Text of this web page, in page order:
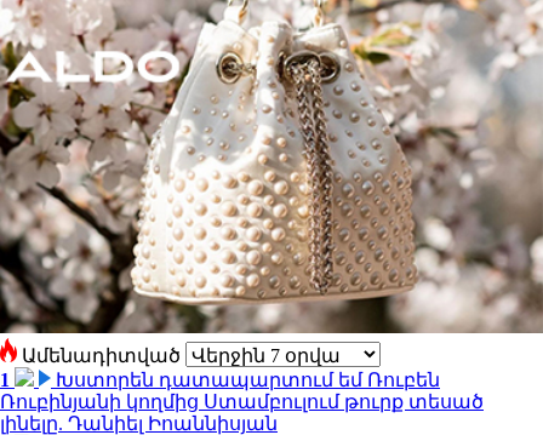
Ամենադիտված
1
Խստորեն դատապարտում եմ Ռուբեն
Ռուբինյանի կողմից Ստամբուլում թուրք տեսած
լինելը. Դանիել Իոաննիսյան